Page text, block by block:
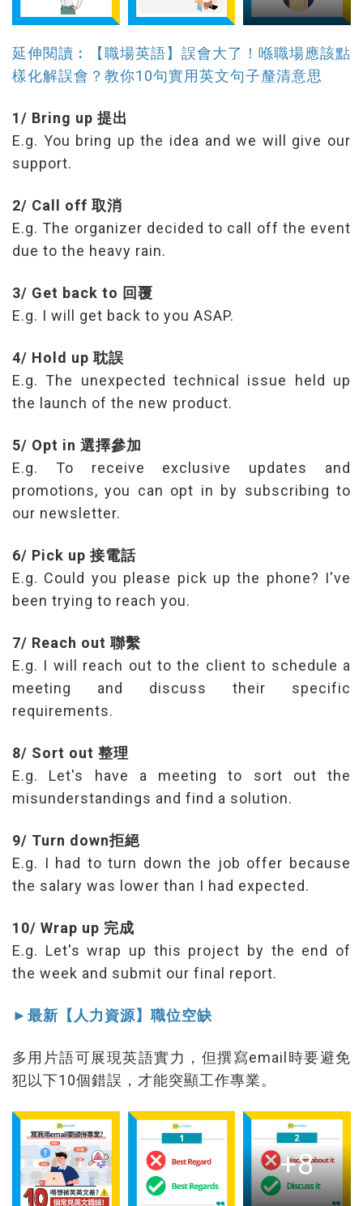
延伸閱讀︰【職場英語】誤會大了！喺職場應該點
樣化解誤會？教你10句實用英文句子釐清意思
1/ Bring up 提出
E.g. You bring up the idea and we will give our
support.
2/ Call off 取消
E.g. The organizer decided to call off the event
due to the heavy rain.
3/ Get back to 回覆
E.g. I will get back to you ASAP.
4/ Hold up 耽誤
E.g. The unexpected technical issue held up
the launch of the new product.
5/ Opt in 選擇參加
E.g. To receive exclusive updates and
promotions, you can opt in by subscribing to
our newsletter.
6/ Pick up 接電話
E.g. Could you please pick up the phone? I've
been trying to reach you.
7/ Reach out 聯繫
E.g. I will reach out to the client to schedule a
meeting and discuss their specific
requirements.
8/ Sort out 整理
E.g. Let's have a meeting to sort out the
misunderstandings and find a solution.
9/ Turn down拒絕
E.g. I had to turn down the job offer because
the salary was lower than I had expected.
10/ Wrap up 完成
E.g. Let's wrap up this project by the end of
the week and submit our final report.
►最新【人力資源】職位空缺
多用片語可展現英語實力，但撰寫email時要避免
犯以下10個錯誤，才能突顯工作專業。
+8